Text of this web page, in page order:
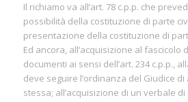
Il richiamo va all’art. 78 c.p.p. che
possibilità della costituzione di parte
presentazione della costituzione di
Ed ancora, all’acquisizione al fascicolo
documenti ai sensi dell’art. 234 c.p.p.,
deve seguire l’ordinanza del Giudice
stessa; all’acquisizione di un verbale di